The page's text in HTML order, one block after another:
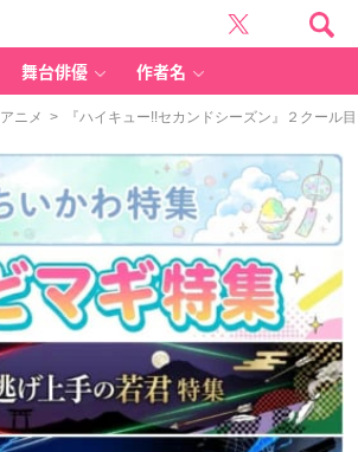
舞台俳優 作者名
アニメ > 『ハイキュー!!セカンドシーズン』２クール